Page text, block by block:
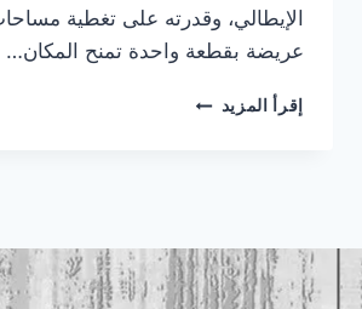
الإيطالي، وقدرته على تغطية
عريضة بقطعة واحدة تمنح المكان…
إقرأ المزيد بديل
الشيبورد
جده
|